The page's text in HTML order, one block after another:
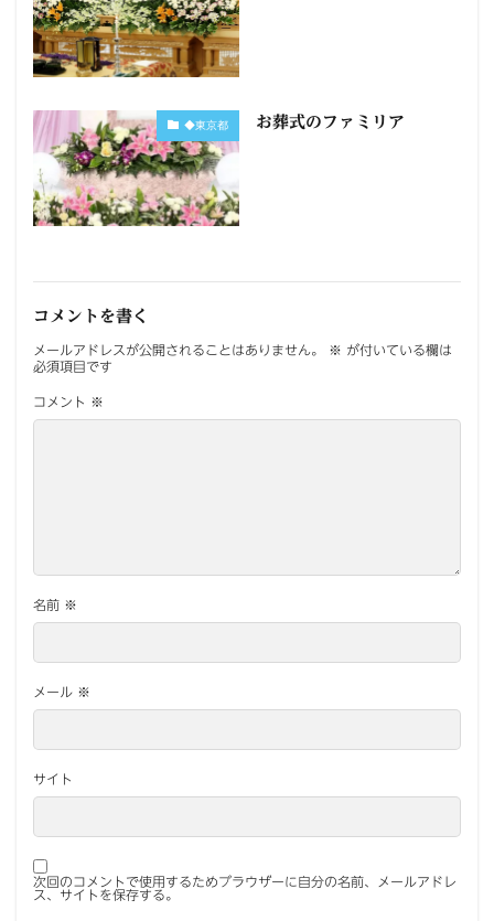
◆東京都 お葬式のファミリア
コメントを書く
メールアドレスが公開されることはありません。 ※ が付いている欄は
必須項目です
コメント ※
名前 ※
メール ※
サイト
次回のコメントで使用するためブラウザーに自分の名前、メールアドレ
ス、サイトを保存する。